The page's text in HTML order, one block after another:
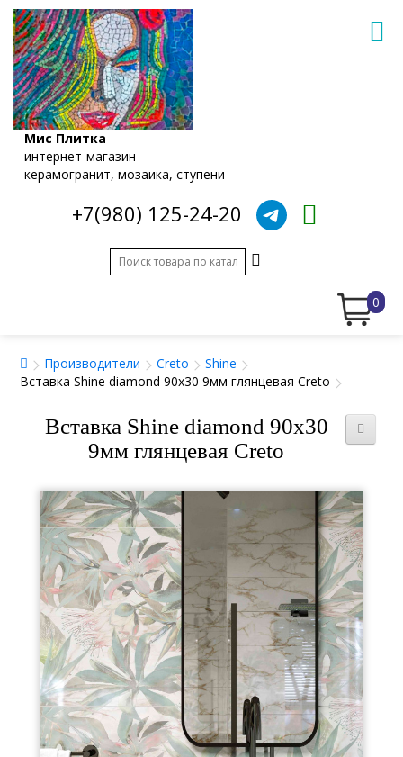
Мис Плитка
интернет-магазин
керамогранит, мозаика, ступени
+7(980) 125-24-20
0
Производители Creto
Shine
Вставка Shine diamond 90x30 9мм глянцевая Creto
Вставка Shine diamond 90x30
9мм глянцевая Creto